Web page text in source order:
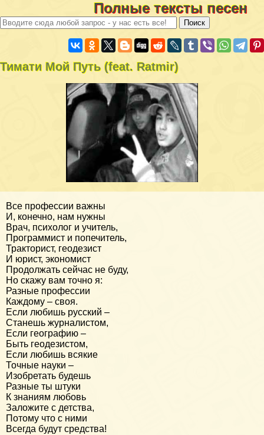
Полные тексты песен
Тимати Мой Путь (feat. Ratmir)
Все профессии важны
И, конечно, нам нужны
Врач, психолог и учитель,
Программист и попечитель,
Тракторист, геодезист
И юрист, экономист
Продолжать сейчас не буду,
Но скажу вам точно я:
Разные профессии
Каждому – своя.
Если любишь русский –
Станешь журналистом,
Если географию –
Быть геодезистом,
Если любишь всякие
Точные науки –
Изобретать будешь
Разные ты штуки
К знаниям любовь
Заложите с детства,
Потому что с ними
Всегда будут средства!